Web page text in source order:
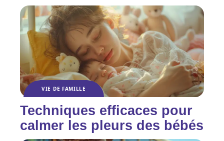
VIE DE FAMILLE
Techniques efficaces pour
calmer les pleurs des bébés